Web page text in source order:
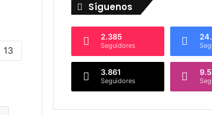
13
Síguenos
2.385
Seguidores
3.861
Seguidores